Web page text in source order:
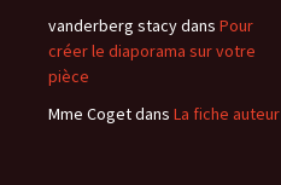
vanderberg stacydans Pour
créer le diaporama sur votre
pièce
Mme Cogetdans La fiche auteur